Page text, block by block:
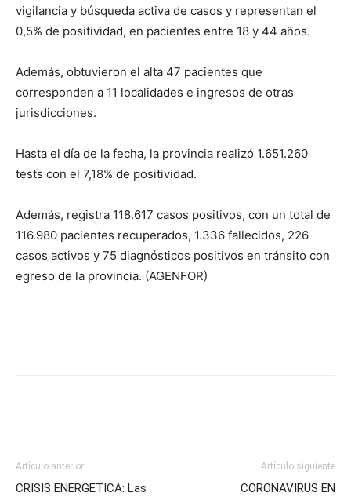
vigilancia y búsqueda activa de casos y representan el
0,5% de positividad, en pacientes entre 18 y 44 años.
Además, obtuvieron el alta 47 pacientes que
corresponden a 11 localidades e ingresos de otras
jurisdicciones.
Hasta el día de la fecha, la provincia realizó 1.651.260
tests con el 7,18% de positividad.
Además, registra 118.617 casos positivos, con un total de
116.980 pacientes recuperados, 1.336 fallecidos, 226
casos activos y 75 diagnósticos positivos en tránsito con
egreso de la provincia. (AGENFOR)
Artículo anterior
CRISIS ENERGETICA: Las
Artículo siguiente
CORONAVIRUS EN